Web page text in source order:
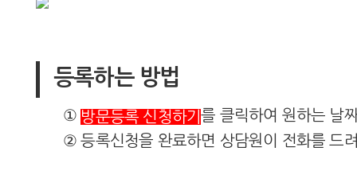
등록하는 방법
① 방문등록 신청하기를 클릭하여 원하는 날
② 등록신청을 완료하면 상담원이 전화를 드